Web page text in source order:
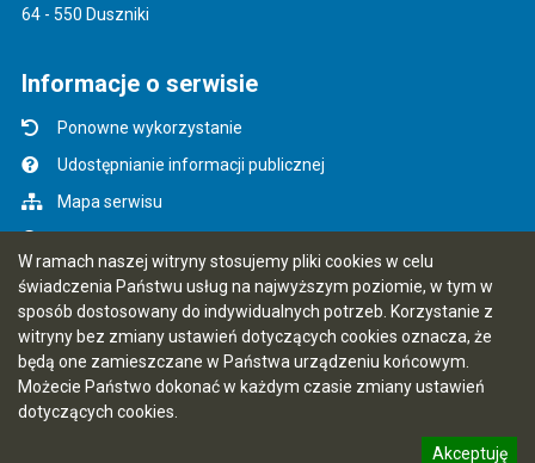
W ramach naszej witryny stosujemy pliki cookies w celu
świadczenia Państwu usług na najwyższym poziomie, w tym w
sposób dostosowany do indywidualnych potrzeb. Korzystanie z
witryny bez zmiany ustawień dotyczących cookies oznacza, że
będą one zamieszczane w Państwa urządzeniu końcowym.
Możecie Państwo dokonać w każdym czasie zmiany ustawień
dotyczących cookies.
Akceptuję
64 - 550 Duszniki
Informacje o serwisie
Ponowne wykorzystanie
Udostępnianie informacji publicznej
Mapa serwisu
Statystyki oglądalności
Ostatnio dodane
Rejestr zmian
Ostatnia aktualizacja BIP: 07.08.2026 14:57